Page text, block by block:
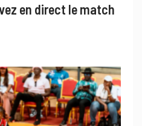
en direct le match